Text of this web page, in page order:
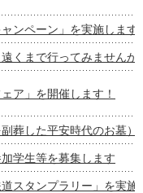
ンペーン」を実施します
くまで行ってみませんか
ア」を開催します！
葬した平安時代のお墓）
学生等を募集します
スタンプラリー」を実施